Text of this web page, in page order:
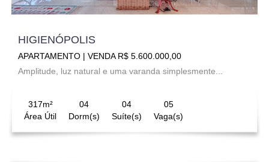
HIGIENÓPOLIS
APARTAMENTO | VENDA R$ 5.600.000,00
Amplitude, luz natural e uma varanda simplesmente...
317m²
Área Útil
04
Dorm(s)
04
Suíte(s)
05
Vaga(s)